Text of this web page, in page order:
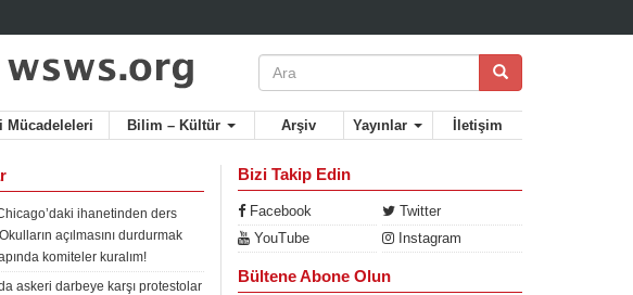
Mücadeleleri Bilim – Kültür Arşiv Yayınlar İletişim
ihanetinden ders
açılmasını durdurmak
komiteler kuralım!
askeri darbeye karşı protestolar
Bizi Takip Edin
Facebook
Twitter
YouTube
Instagram
Bültene Abone Olun